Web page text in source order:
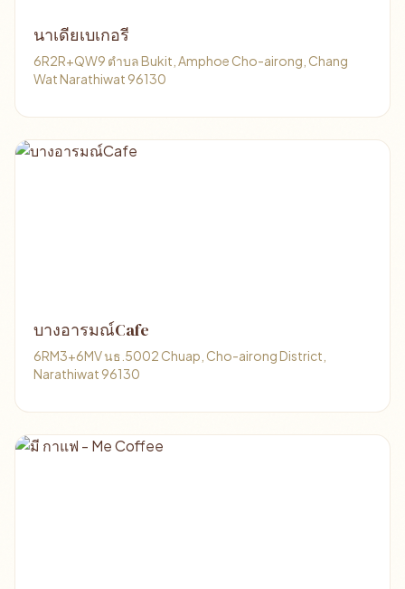
นาเดียเบเกอรี
6R2R+QW9 ตําบล Bukit, Amphoe Cho-airong, Chang
Wat Narathiwat 96130
บางอารมณ์Cafe
6RM3+6MV นธ.5002 Chuap, Cho-airong District,
Narathiwat 96130